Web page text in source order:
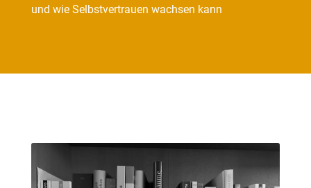
und wie Selbstvertrauen wachsen kann